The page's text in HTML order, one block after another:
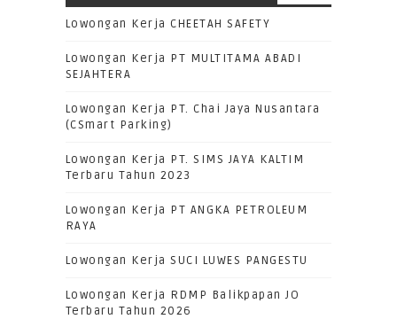
Lowongan Kerja CHEETAH SAFETY
Lowongan Kerja PT MULTITAMA ABADI
SEJAHTERA
Lowongan Kerja PT. Chai Jaya Nusantara
(CSmart Parking)
Lowongan Kerja PT. SIMS JAYA KALTIM
Terbaru Tahun 2023
Lowongan Kerja PT ANGKA PETROLEUM
RAYA
Lowongan Kerja SUCI LUWES PANGESTU
Lowongan Kerja RDMP Balikpapan JO
Terbaru Tahun 2026